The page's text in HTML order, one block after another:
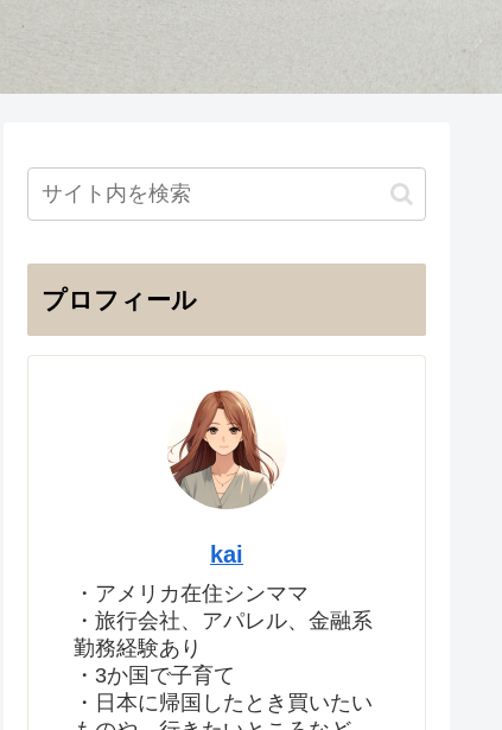
プロフィール
kai
・アメリカ在住シンママ
・旅行会社、アパレル、金融系
勤務経験あり
・3か国で子育て
・日本に帰国したとき買いたい